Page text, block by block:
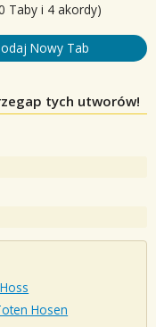
Taby i 4 akordy)
Nowy Tab
tych utworów!
Hosen